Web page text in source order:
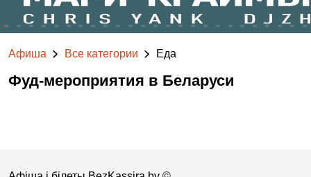
Афиша Все категории Еда
Фуд-мероприятия в Беларуси